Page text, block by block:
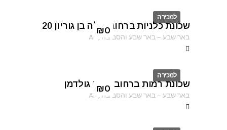
למכירה
ID
₪0
שכונת כלניות ברחוב פולה בן גוריון 20
באר שבע–באר שבע והסביבה ,
AF
למכירה
ID
₪0
שכונת רמות ברחוב נחום גולדמן
באר שבע–באר שבע והסביבה ,
AF